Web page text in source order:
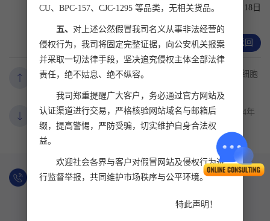
2025年4月18日
上一个：肩袖修复新策略：功能性梯度支架联合M2巨噬细胞
下一个：【会议回顾】中国生物化学与分子生物学会2024年
全国学术大会圆满结束
返回
订购热线：
CU、BPC-157、CJC-1295 等品类，无相关货品。
五、 对上述公然假冒我司名义从事非法经营的
侵权行为，我司将固定完整证据，向公安机关报案
并采取一切法律手段，坚决追究侵权主体全部法律
责任，绝不姑息、绝不纵容。
我司郑重提醒广大客户，务必通过官方网站及
认证渠道进行交易，严格核验网站域名与邮箱后
缀，提高警惕，严防受骗，切实维护自身合法权
益。
欢迎社会各界与客户对假冒网站及侵权行为进
行监督举报，共同维护市场秩序与公平环境。
特此声明！